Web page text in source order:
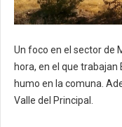
Un foco en el sector de
hora, en el que trabajan
humo en la comuna.
Valle del Principal.